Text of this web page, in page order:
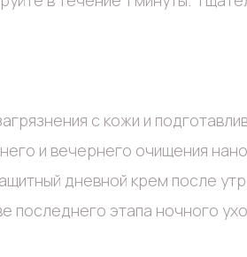
с кожи и
и вечернего очищения
дневной крем после
последнего этапа ночного